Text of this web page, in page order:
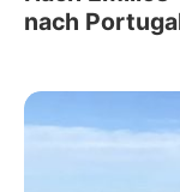
nach